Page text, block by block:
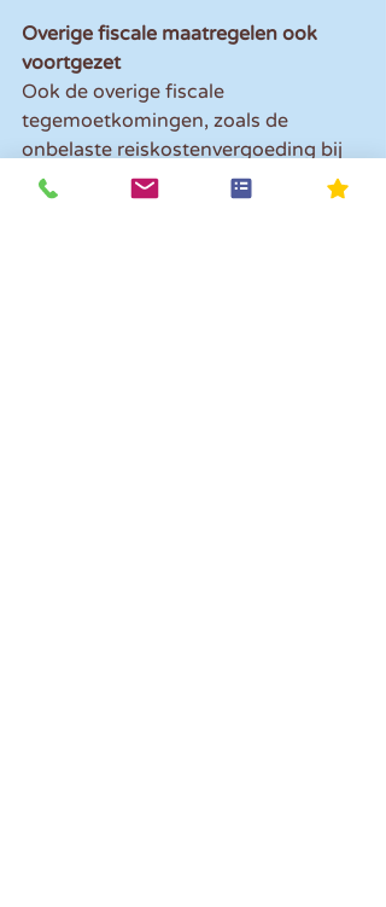
Overige fiscale maatregelen ook
voortgezet
Ook de overige fiscale
tegemoetkomingen, zoals de
onbelaste reiskostenvergoeding bij
thuiswerken en de tegemoetkoming